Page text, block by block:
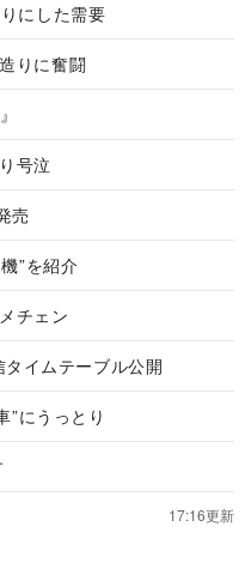
にした需要
りに奮闘
号泣
売
”を紹介
チェン
イムテーブル公開
”にうっとり
17:16更新